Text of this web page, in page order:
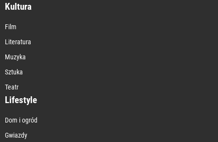
Kultura
Film
Literatura
Muzyka
Sztuka
Teatr
Lifestyle
Dom i ogród
Gwiazdy